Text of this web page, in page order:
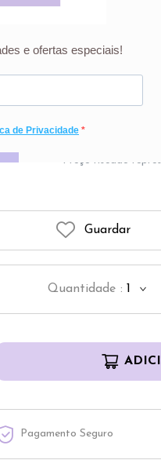
Gel dentrífico com sabor
para crianças
Preço riscado
Guardar
Quantidade : 1
Pagamento Seguro